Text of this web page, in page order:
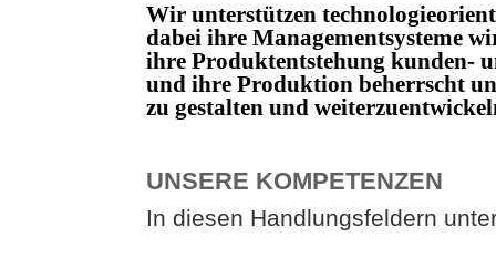
Wir unterstützen
dabei ihre Managementsysteme
ihre Produktentstehung kunden-
und ihre Produktion beherrscht
zu gestalten und
UNSERE KOMPETENZEN
In diesen Handlungsfeldern